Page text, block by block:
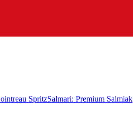
SpritzSalmari: Premium Salmiak